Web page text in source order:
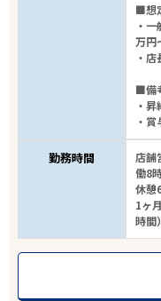
■想
・
万円
・
■備
・昇
・
勤務時間
店舗
働8
休憩
1ヶ
時間）